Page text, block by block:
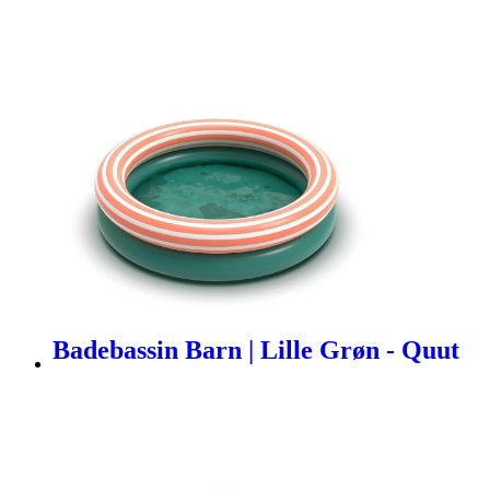
Badebassin Barn | Lille Grøn - Quut